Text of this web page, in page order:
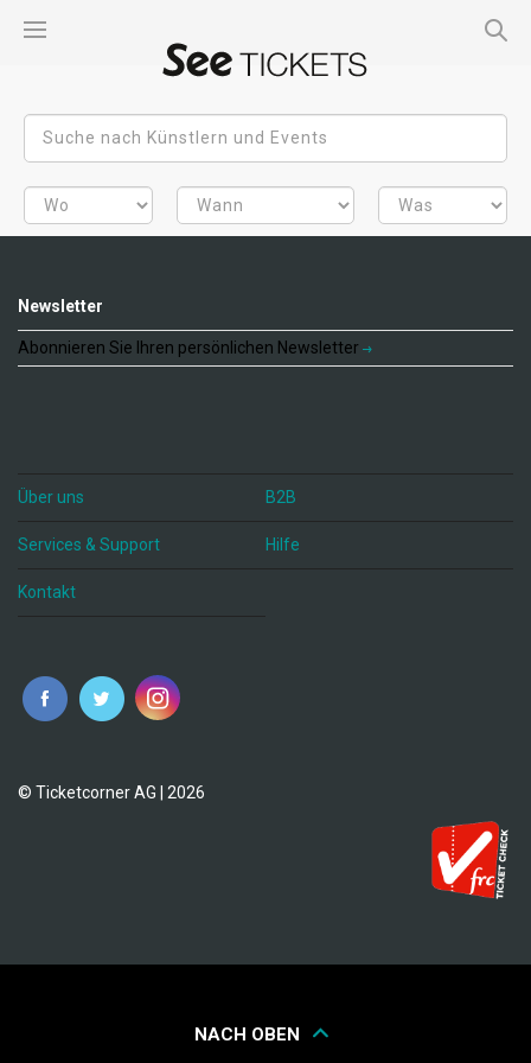
Newsletter
Abonnieren Sie Ihren persönlichen Newsletter
Über uns B2B
Services & Support Hilfe
Kontakt
© Ticketcorner AG | 2026
NACH OBEN